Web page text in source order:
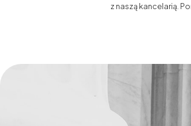
z naszą kancelarią.